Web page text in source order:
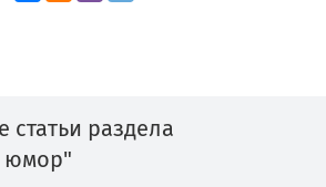
статьи раздела
юмор"